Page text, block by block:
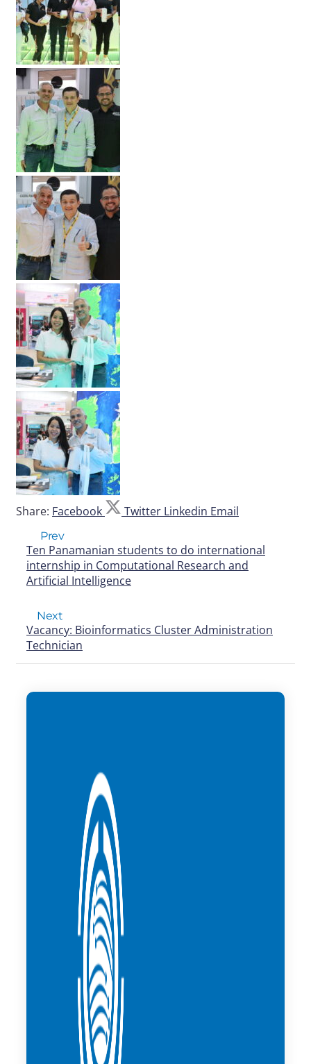
Share: Facebook Twitter Linkedin Email
Prev
Ten Panamanian students to do international
internship in Computational Research and
Artificial Intelligence
Next
Vacancy: Bioinformatics Cluster Administration
Technician